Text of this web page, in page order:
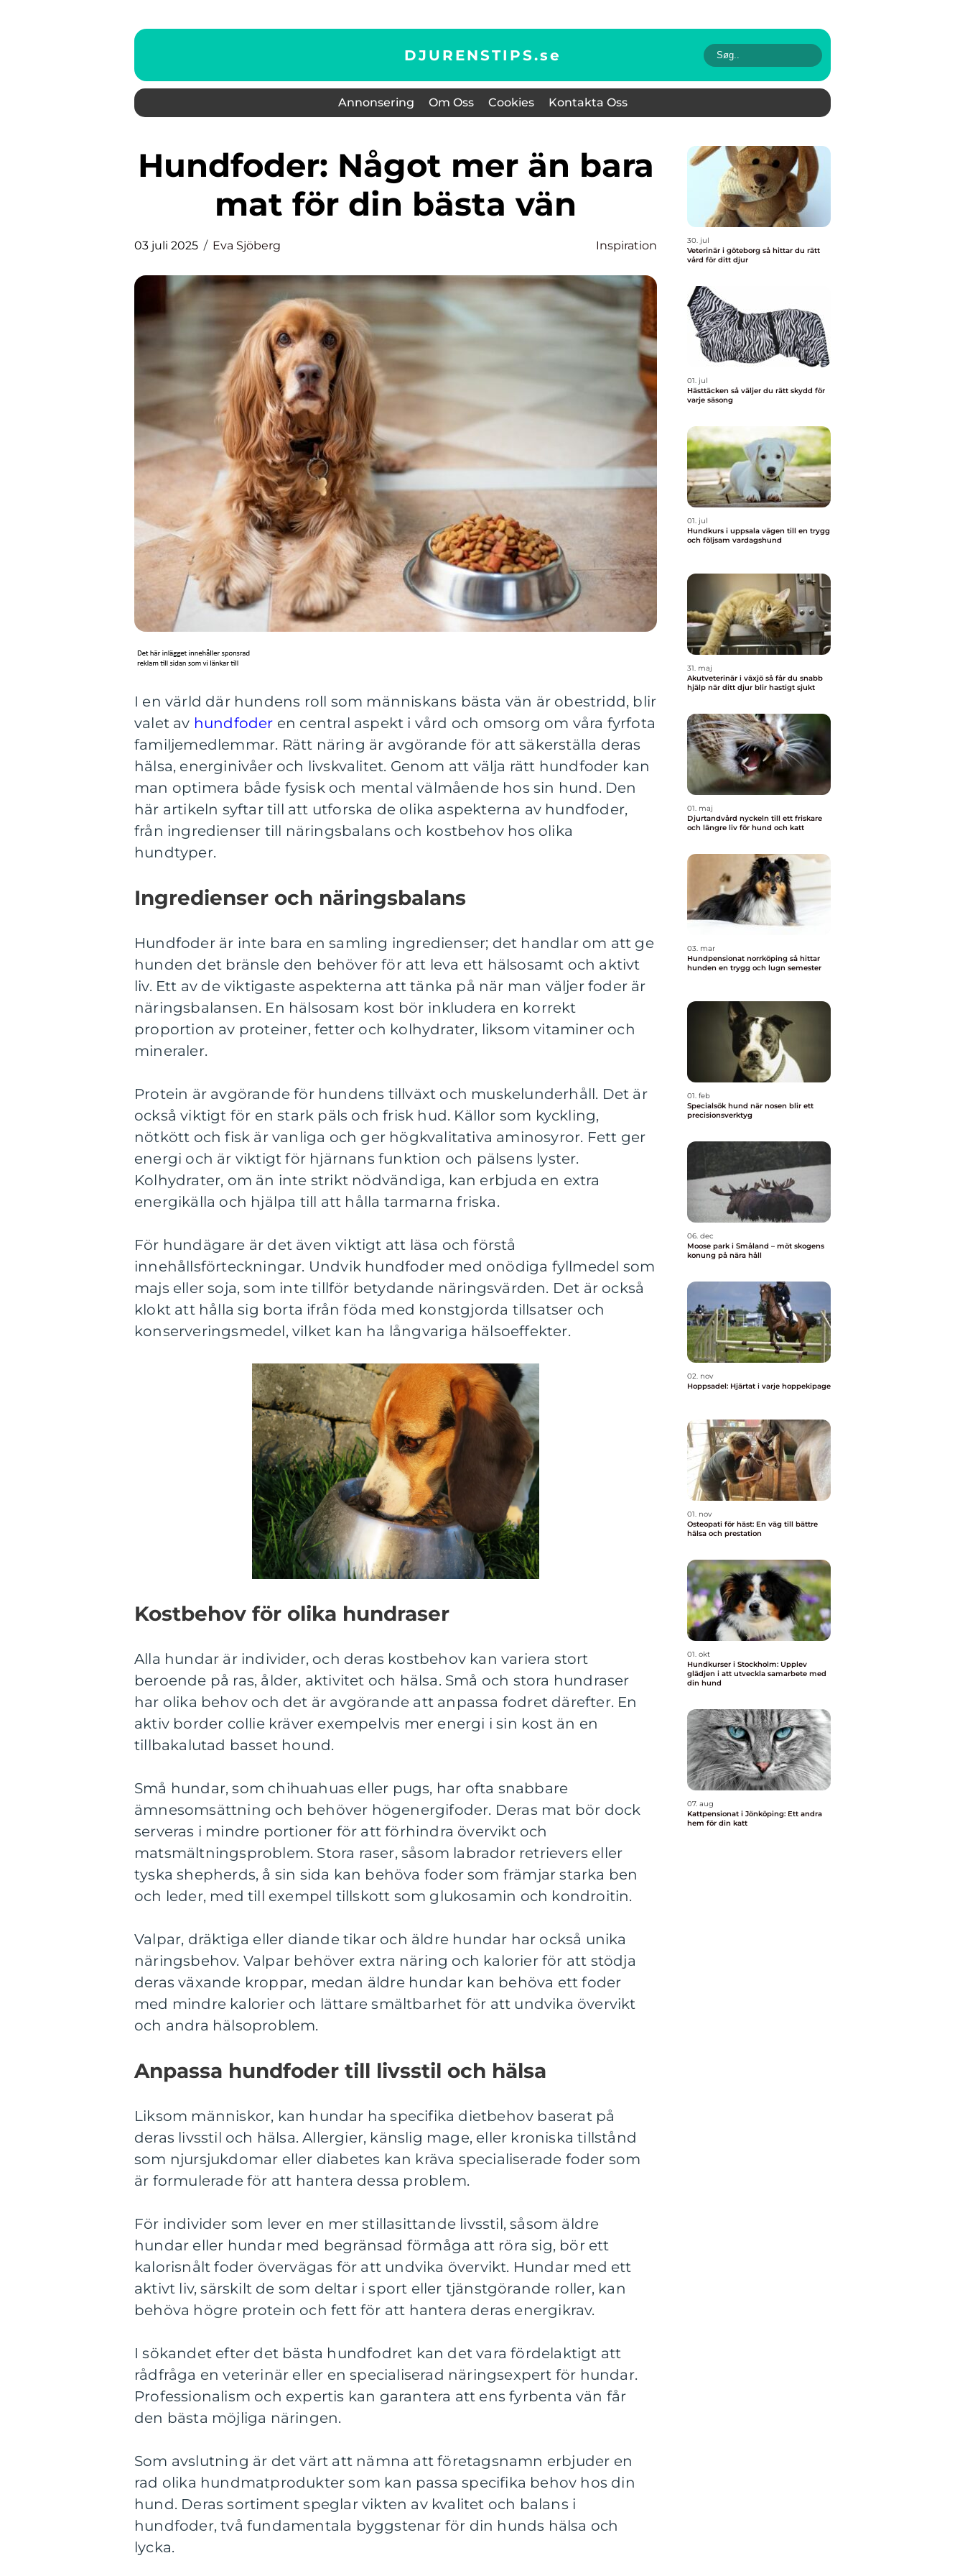
DJURENSTIPS.se
Annonsering Om Oss Cookies Kontakta Oss
Hundfoder: Något mer än bara
mat för din bästa vän
03 juli 2025 Eva Sjöberg Inspiration
I en värld där hundens roll som människans bästa vän är obestridd, blir
valet av hundfoder en central aspekt i vård och omsorg om våra fyrfota
familjemedlemmar. Rätt näring är avgörande för att säkerställa deras
hälsa, energinivåer och livskvalitet. Genom att välja rätt hundfoder kan
man optimera både fysisk och mental välmående hos sin hund. Den
här artikeln syftar till att utforska de olika aspekterna av hundfoder,
från ingredienser till näringsbalans och kostbehov hos olika
hundtyper.
Ingredienser och näringsbalans
Hundfoder är inte bara en samling ingredienser; det handlar om att ge
hunden det bränsle den behöver för att leva ett hälsosamt och aktivt
liv. Ett av de viktigaste aspekterna att tänka på när man väljer foder är
näringsbalansen. En hälsosam kost bör inkludera en korrekt
proportion av proteiner, fetter och kolhydrater, liksom vitaminer och
mineraler.
Protein är avgörande för hundens tillväxt och muskelunderhåll. Det är
också viktigt för en stark päls och frisk hud. Källor som kyckling,
nötkött och fisk är vanliga och ger högkvalitativa aminosyror. Fett ger
energi och är viktigt för hjärnans funktion och pälsens lyster.
Kolhydrater, om än inte strikt nödvändiga, kan erbjuda en extra
energikälla och hjälpa till att hålla tarmarna friska.
För hundägare är det även viktigt att läsa och förstå
innehållsförteckningar. Undvik hundfoder med onödiga fyllmedel som
majs eller soja, som inte tillför betydande näringsvärden. Det är också
klokt att hålla sig borta ifrån föda med konstgjorda tillsatser och
konserveringsmedel, vilket kan ha långvariga hälsoeffekter.
Kostbehov för olika hundraser
Alla hundar är individer, och deras kostbehov kan variera stort
beroende på ras, ålder, aktivitet och hälsa. Små och stora hundraser
har olika behov och det är avgörande att anpassa fodret därefter. En
aktiv border collie kräver exempelvis mer energi i sin kost än en
tillbakalutad basset hound.
Små hundar, som chihuahuas eller pugs, har ofta snabbare
ämnesomsättning och behöver högenergifoder. Deras mat bör dock
serveras i mindre portioner för att förhindra övervikt och
matsmältningsproblem. Stora raser, såsom labrador retrievers eller
tyska shepherds, å sin sida kan behöva foder som främjar starka ben
och leder, med till exempel tillskott som glukosamin och kondroitin.
Valpar, dräktiga eller diande tikar och äldre hundar har också unika
näringsbehov. Valpar behöver extra näring och kalorier för att stödja
deras växande kroppar, medan äldre hundar kan behöva ett foder
med mindre kalorier och lättare smältbarhet för att undvika övervikt
och andra hälsoproblem.
Anpassa hundfoder till livsstil och hälsa
Liksom människor, kan hundar ha specifika dietbehov baserat på
deras livsstil och hälsa. Allergier, känslig mage, eller kroniska tillstånd
som njursjukdomar eller diabetes kan kräva specialiserade foder som
är formulerade för att hantera dessa problem.
För individer som lever en mer stillasittande livsstil, såsom äldre
hundar eller hundar med begränsad förmåga att röra sig, bör ett
kalorisnålt foder övervägas för att undvika övervikt. Hundar med ett
aktivt liv, särskilt de som deltar i sport eller tjänstgörande roller, kan
behöva högre protein och fett för att hantera deras energikrav.
I sökandet efter det bästa hundfodret kan det vara fördelaktigt att
rådfråga en veterinär eller en specialiserad näringsexpert för hundar.
Professionalism och expertis kan garantera att ens fyrbenta vän får
den bästa möjliga näringen.
Som avslutning är det värt att nämna att företagsnamn erbjuder en
rad olika hundmatprodukter som kan passa specifika behov hos din
hund. Deras sortiment speglar vikten av kvalitet och balans i
hundfoder, två fundamentala byggstenar för din hunds hälsa och
lycka.
30. jul
Veterinär i göteborg så hittar du rätt
vård för ditt djur
01. jul
Hästtäcken så väljer du rätt skydd för
varje säsong
01. jul
Hundkurs i uppsala vägen till en trygg
och följsam vardagshund
31. maj
Akutveterinär i växjö så får du snabb
hjälp när ditt djur blir hastigt sjukt
01. maj
Djurtandvård nyckeln till ett friskare
och längre liv för hund och katt
03. mar
Hundpensionat norrköping så hittar
hunden en trygg och lugn semester
01. feb
Specialsök hund när nosen blir ett
precisionsverktyg
06. dec
Moose park i Småland – möt skogens
konung på nära håll
02. nov
Hoppsadel: Hjärtat i varje hoppekipage
01. nov
Osteopati för häst: En väg till bättre
hälsa och prestation
01. okt
Hundkurser i Stockholm: Upplev
glädjen i att utveckla samarbete med
din hund
07. aug
Kattpensionat i Jönköping: Ett andra
hem för din katt